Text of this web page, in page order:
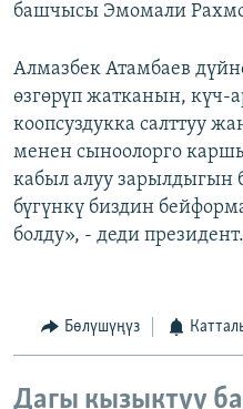
башчысы Эмомали
Алмазбек Атамбаев
өзгөрүп жатканын, күч-
коопсуздукка салттуу
менен сыноолорго
кабыл алуу зарылдыгын
бүгүнкү биздин
болду», - деди президент.
Бөлүшүңүз
Дагы кызыктуу